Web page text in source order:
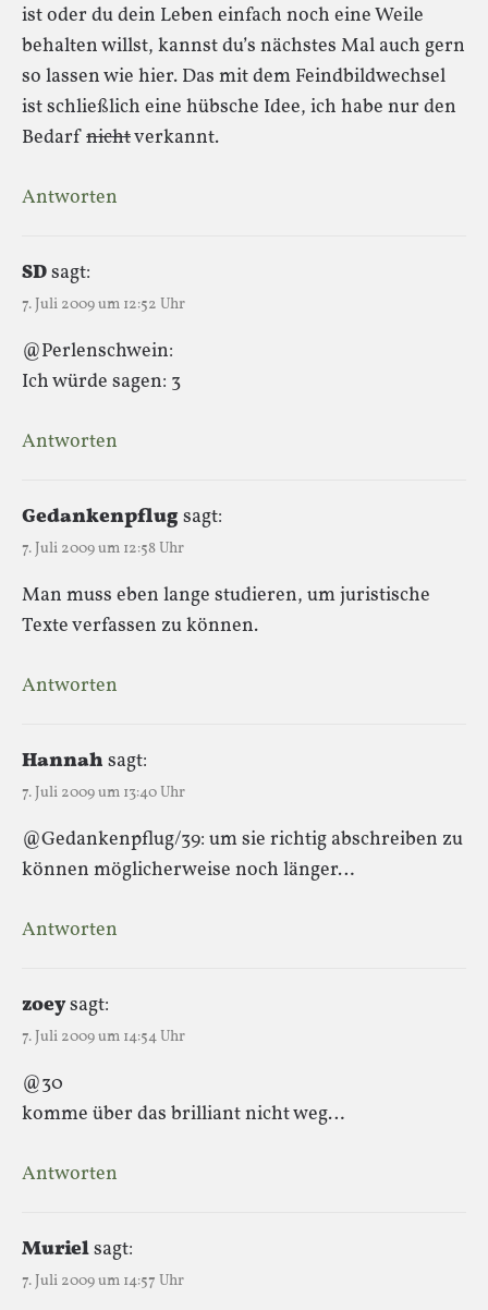
ist oder du dein Leben einfach noch eine Weile
behalten willst, kannst du’s nächstes Mal auch gern
so lassen wie hier. Das mit dem Feindbildwechsel
ist schließlich eine hübsche Idee, ich habe nur den
Bedarfnichtverkannt.
Antworten
SDsagt:
7. Juli 2009 um 12:52 Uhr
@Perlenschwein:
Ich würde sagen: 3
Antworten
Gedankenpflugsagt:
7. Juli 2009 um 12:58 Uhr
Man muss eben lange studieren, um juristische
Texte verfassen zu können.
Antworten
Hannah sagt:
7. Juli 2009 um 13:40 Uhr
@Gedankenpflug/39: um sie richtig abschreiben zu
können möglicherweise noch länger…
Antworten
zoeysagt:
7. Juli 2009 um 14:54 Uhr
@30
komme über das brilliant nicht weg…
Antworten
Murielsagt:
7. Juli 2009 um 14:57 Uhr